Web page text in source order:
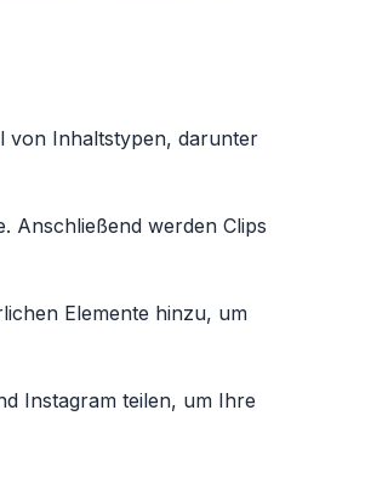
von Inhaltstypen, darunter
Anschließend werden Clips
Elemente hinzu, um
Instagram teilen, um Ihre